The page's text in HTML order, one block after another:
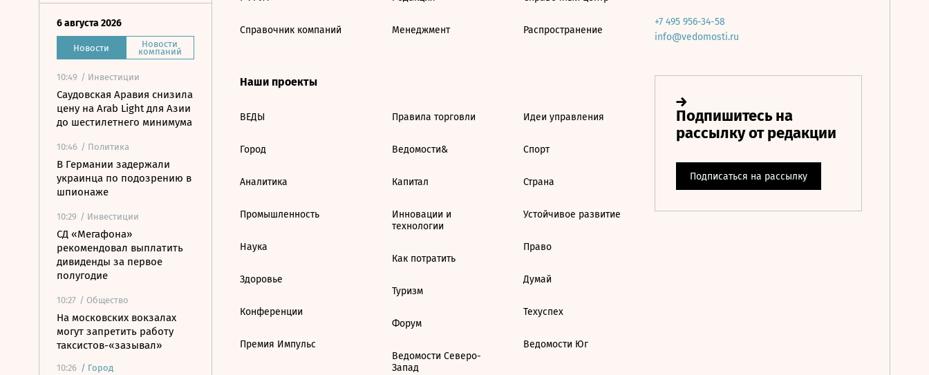
6 августа 2026
Новости Новости
компаний
10:49 / Инвестиции
Саудовская Аравия снизила
цену на Arab Light для Азии
до шестилетнего минимума
10:46 / Политика
В Германии задержали
украинца по подозрению в
шпионаже
10:29 / Инвестиции
СД «Мегафона»
рекомендовал выплатить
дивиденды за первое
полугодие
10:27 / Общество
На московских вокзалах
могут запретить работу
таксистов-«зазывал»
10:26 / Город
Справочник компаний Менеджмент Распространение
Наши проекты
ВЕДЫ
Город
Аналитика
Промышленность
Наука
Здоровье
Конференции
Премия Импульс
Правила торговли
Ведомости&
Капитал
Инновации и
технологии
Как потратить
Туризм
Форум
Ведомости Северо-
Запад
Идеи управления
Спорт
Страна
Устойчивое развитие
Право
Думай
Техуспех
Ведомости Юг
+7 495 956-34-58
info@vedomosti.ru